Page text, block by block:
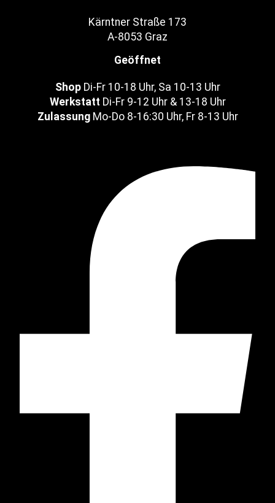
Kärntner Straße 173
A-8053 Graz
Geöffnet
ShopDi-Fr 10-18 Uhr, Sa 10-13 Uhr
Werkstatt Di-Fr 9-12 Uhr & 13-18 Uhr
ZulassungMo-Do 8-16:30 Uhr, Fr 8-13 Uhr